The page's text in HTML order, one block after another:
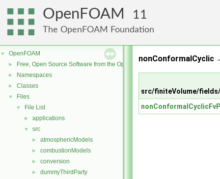
OpenFOAM 11
The OpenFOAM Foundation
▼ OpenFOAM
► Free, Open Source Software from the OpenFOAM Foundation
► Namespaces
► Classes
▼ Files
▼ File List
► applications
▼ src
► atmosphericModels
► combustionModels
► conversion
► dummyThirdParty
nonConformalCyclic
src/finiteVolume/